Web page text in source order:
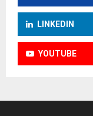
LINKEDIN
YOUTUBE